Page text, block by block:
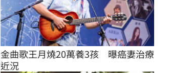
金曲歌王月燒20萬養3孩　曝癌妻治療
近況